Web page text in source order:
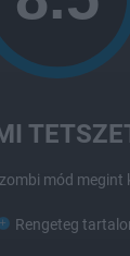
mód megint
Rengeteg